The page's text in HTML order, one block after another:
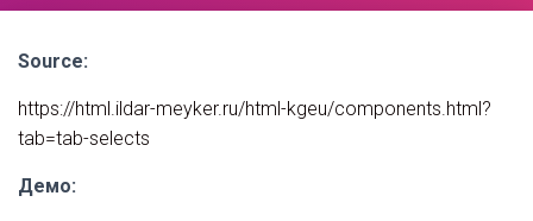
Source:
https://html.ildar-meyker.ru/html-kgeu/components.html?
tab=tab-selects
Демо: